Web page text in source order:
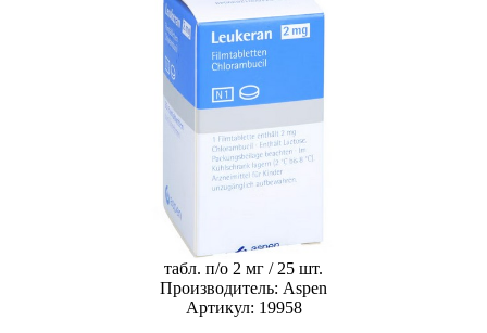
табл. п/о 2 мг / 25 шт.
Производитель: Aspen
Артикул: 19958